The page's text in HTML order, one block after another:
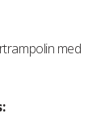
med